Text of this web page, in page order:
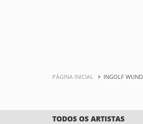
PÁGINA INICIAL INGOLF
TODOS OS ARTISTAS